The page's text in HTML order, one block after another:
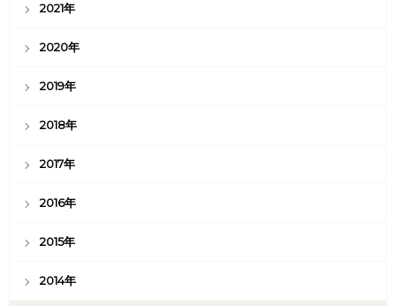
2021年
2020年
2019年
2018年
2017年
2016年
2015年
2014年